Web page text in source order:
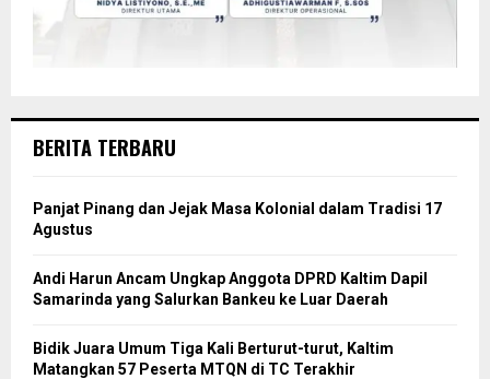
BERITA TERBARU
Panjat Pinang dan Jejak Masa Kolonial dalam Tradisi 17
Agustus
Andi Harun Ancam Ungkap Anggota DPRD Kaltim Dapil
Samarinda yang Salurkan Bankeu ke Luar Daerah
Bidik Juara Umum Tiga Kali Berturut-turut, Kaltim
Matangkan 57 Peserta MTQN di TC Terakhir